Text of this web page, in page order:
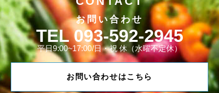
お問い合わせ
093-592-2945
平日9:00~17:00/日・祝 休（水曜不定休）
お問い合わせはこちら